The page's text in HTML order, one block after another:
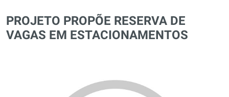
PROJETO PROPÕE RESERVA DE
VAGAS EM ESTACIONAMENTOS